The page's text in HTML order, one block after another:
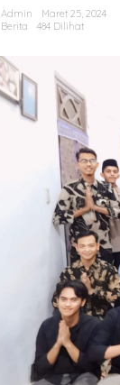
Admin
Maret 25, 2024
Berita
484 Dilihat